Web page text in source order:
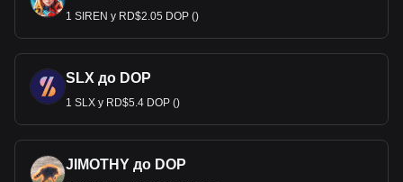
1 SIREN у RD$2.05 DOP ()
SLX до DOP
1 SLX у RD$5.4 DOP ()
JIMOTHY до DOP